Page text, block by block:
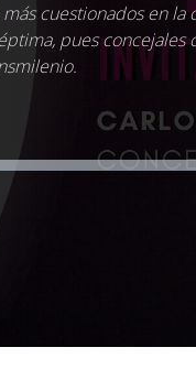
cuestionados en la
pues concejales